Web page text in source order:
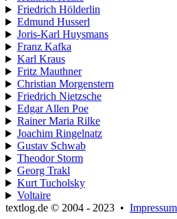
Friedrich Hölderlin
Edmund Husserl
Joris-Karl Huysmans
Franz Kafka
Karl Kraus
Fritz Mauthner
Christian Morgenstern
Friedrich Nietzsche
Edgar Allen Poe
Rainer Maria Rilke
Joachim Ringelnatz
Gustav Schwab
Theodor Storm
Georg Trakl
Kurt Tucholsky
Voltaire
textlog.de © 2004 - 2023 • Impressum